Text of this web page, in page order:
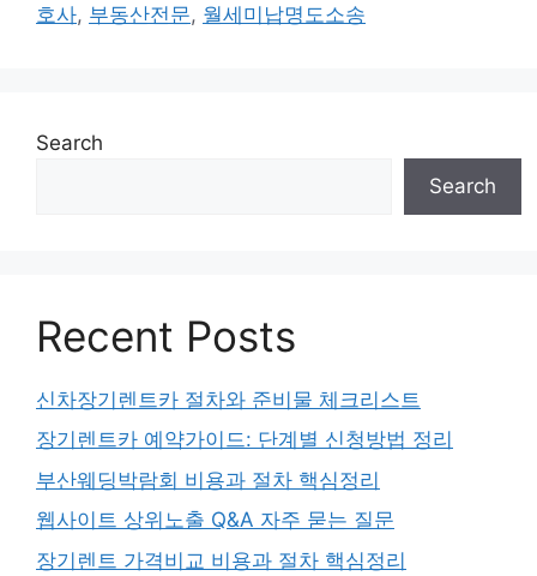
호사, 부동산전문, 월세미납명도소송
Search
Search
Recent Posts
신차장기렌트카 절차와 준비물 체크리스트
장기렌트카 예약가이드: 단계별 신청방법 정리
부산웨딩박람회 비용과 절차 핵심정리
웹사이트 상위노출 Q&A 자주 묻는 질문
장기렌트 가격비교 비용과 절차 핵심정리